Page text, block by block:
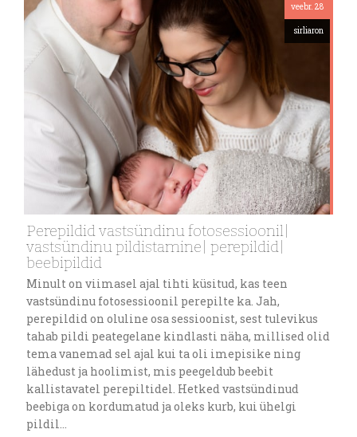
veebr. 28
sirliaron
Perepildid vastsündinu fotosessioonil|
vastsündinu pildistamine| perepildid|
beebipildid
Minult on viimasel ajal tihti küsitud, kas teen
vastsündinu fotosessioonil perepilte ka. Jah,
perepildid on oluline osa sessioonist, sest tulevikus
tahab pildi peategelane kindlasti näha, millised olid
tema vanemad sel ajal kui ta oli imepisike ning
lähedust ja hoolimist, mis peegeldub beebit
kallistavatel perepiltidel. Hetked vastsündinud
beebiga on kordumatud ja oleks kurb, kui ühelgi
pildil…